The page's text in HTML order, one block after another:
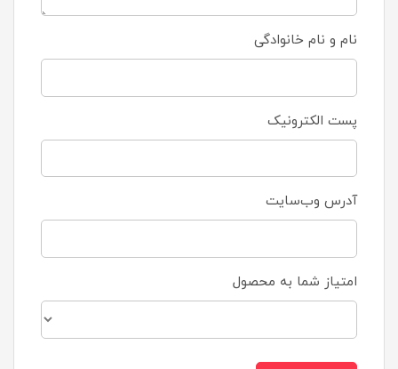
نام و نام خانوادگی
پست الکترونیک
آدرس وب‌سایت
امتیاز شما به محصول